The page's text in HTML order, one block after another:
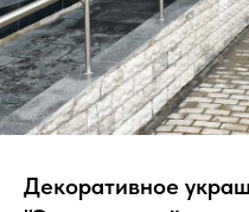
Декоративное